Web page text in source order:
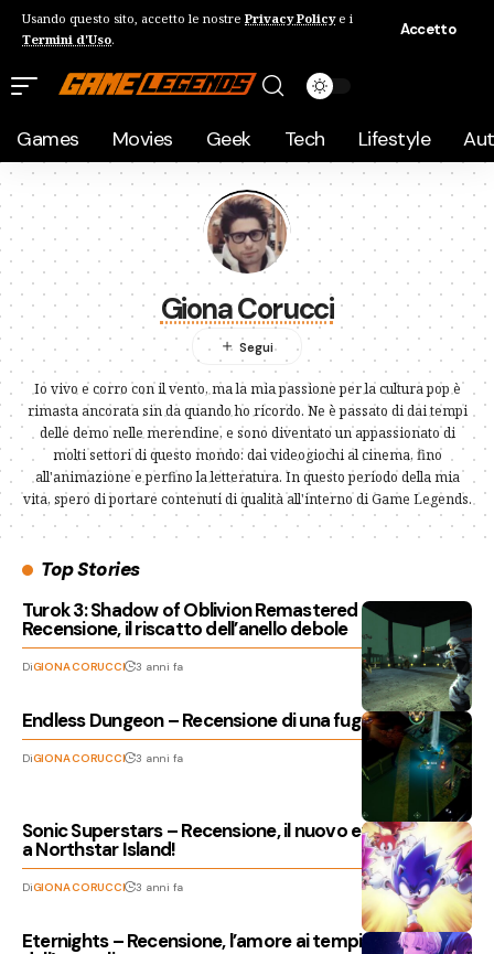
Usando questo sito, accetto le nostre Privacy Policye i
Termini d'Uso.
Accetto
Games Movies Geek Tech Lifestyle
Giona Corucci
Io vivo e corro con il vento, ma la mia passione per la cultura pop è
rimasta ancorata sin da quando ho ricordo. Ne è passato di dai tempi
delle demo nelle merendine, e sono diventato un appassionato di
molti settori di questo mondo: dai videogiochi al cinema, fino
all'animazione e perfino la letteratura. In questo periodo della mia
vita, spero di portare contenuti di qualità all'interno di Game Legends.
Top Stories
Turok 3: Shadow of Oblivion Remastered –
Recensione, il riscatto dell’anello debole
DiGIONA CORUCCI 3 anni fa
Endless Dungeon – Recensione di una fuga infinita
DiGIONA CORUCCI 3 anni fa
Sonic Superstars – Recensione, il nuovo eroico viaggio
a Northstar Island!
DiGIONA CORUCCI 3 anni fa
Eternights – Recensione, l’amore ai tempi